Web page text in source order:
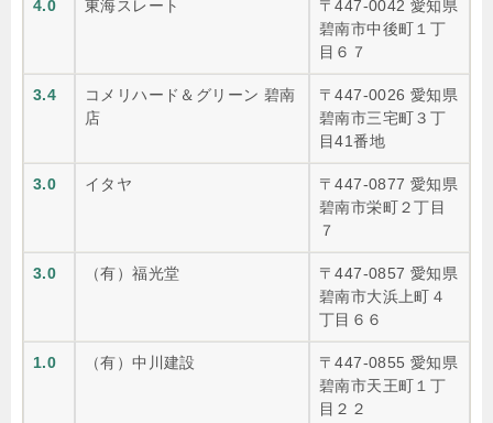
4.0 東海スレート
〒447-0042 愛知県
碧南市中後町１丁
目６７
3.4
コメリハード＆グリーン 碧南
店
〒447-0026 愛知県
碧南市三宅町３丁
目41番地
3.0 イタヤ
〒447-0877 愛知県
碧南市栄町２丁目
７
3.0 （有）福光堂
〒447-0857 愛知県
碧南市大浜上町４
丁目６６
1.0 （有）中川建設
〒447-0855 愛知県
碧南市天王町１丁
目２２